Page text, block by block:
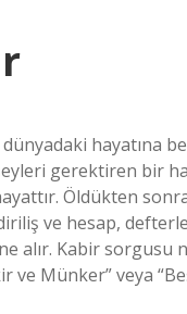
hayatına
gerektiren bir
Öldükten
ve hesap,
Kabir sorgusu
Münker” veya